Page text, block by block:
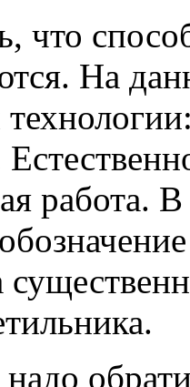
что
На
работа.